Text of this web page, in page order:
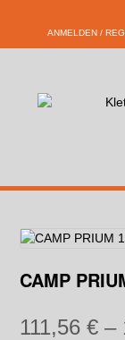
ANMELDEN /
CAMP
111,56 € –